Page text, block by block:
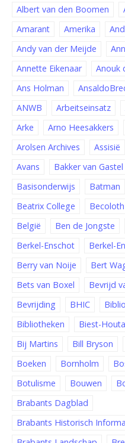
Albert van den Boomen
Amarant
Amerika
Andy van der Meijde
Annette Eikenaar
Anouk
Ans Holman
ANWB
Arbeitseinsatz
Arke
Arno Heesakkers
Arolsen Archives
Assisië
Avans
Bakker van Gastel
Basisonderwijs
Batman
Beatrix College
Becoloth
België
Ben de Jongste
Berkel-Enschot
Berkel-
Berry van Noije
Bert
Bets van Boxel
Bevrijd
Bevrijding
BHIC
Bibliotheken
Biest-
Bij Martins
Bill Bryson
Boeken
Bornholm
Botulisme
Bouwen
Brabants Dagblad
Brabants Historisch